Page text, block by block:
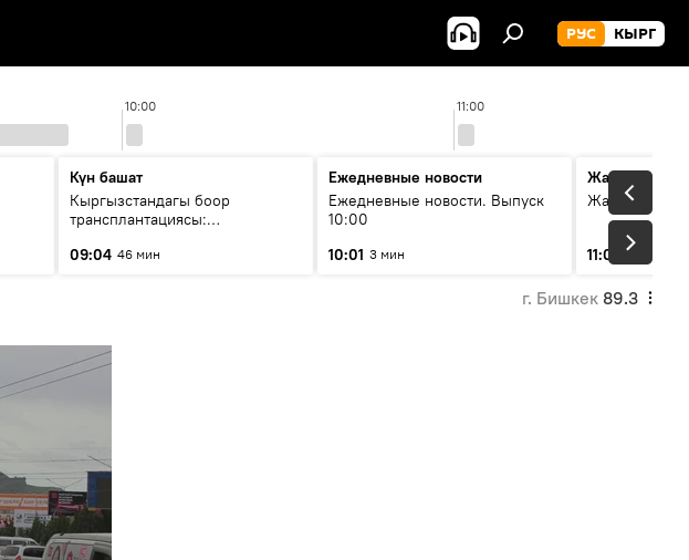
РУС КЫРГ
10:00 11:00
Күн башат
Кыргызстандагы боор
трансплантациясы:
келечеги
09:04 46 мин
Ежедневные новости
Ежедневные новости. Выпуск
10:00
10:01 3 мин
Жаңылыктар
Жаңылыктар.
11:01 3 мин
г. Бишкек 89.3